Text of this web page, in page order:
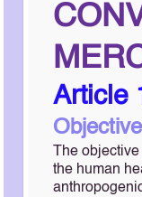
Article
Objective
The
the human